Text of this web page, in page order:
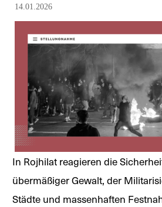
14.01.2026
In Rojhilat reagieren die
übermäßiger Gewalt, der
Städte und massenhaften